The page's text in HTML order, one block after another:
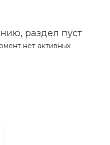
раздел пуст
нет активных